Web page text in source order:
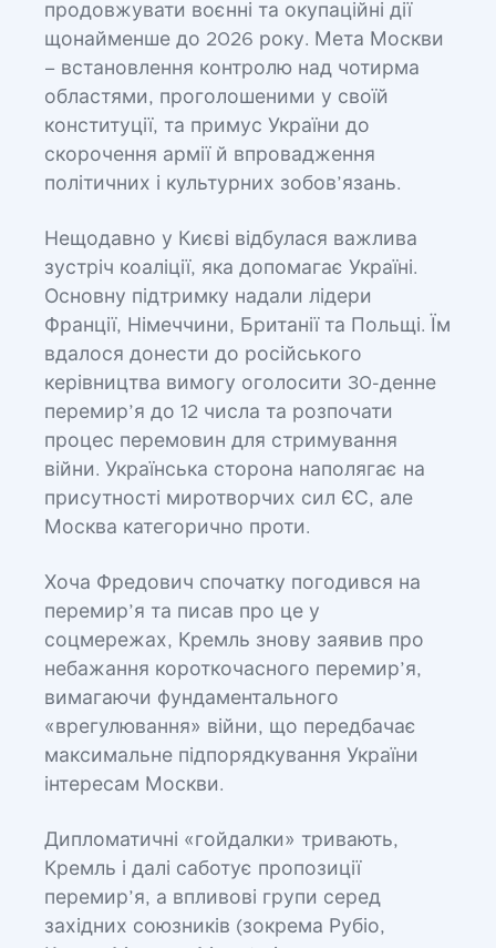
продовжувати воєнні та окупаційні дії
щонайменше до 2026 року. Мета Москви
– встановлення контролю над чотирма
областями, проголошеними у своїй
конституції, та примус України до
скорочення армії й впровадження
політичних і культурних зобов’язань.
Нещодавно у Києві відбулася важлива
зустріч коаліції, яка допомагає Україні.
Основну підтримку надали лідери
Франції, Німеччини, Британії та Польщі. Їм
вдалося донести до російського
керівництва вимогу оголосити 30-денне
перемир’я до 12 числа та розпочати
процес перемовин для стримування
війни. Українська сторона наполягає на
присутності миротворчих сил ЄС, але
Москва категорично проти.
Хоча Фредович спочатку погодився на
перемир’я та писав про це у
соцмережах, Кремль знову заявив про
небажання короткочасного перемир’я,
вимагаючи фундаментального
«врегулювання» війни, що передбачає
максимальне підпорядкування України
інтересам Москви.
Дипломатичні «гойдалки» тривають,
Кремль і далі саботує пропозиції
перемир’я, а впливові групи серед
західних союзників (зокрема Рубіо,